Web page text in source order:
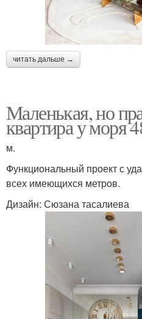
читать дальше →
Маленькая, но
квартира у моря
м.
Функциональный проект с
всех имеющихся метров.
Дизайн: Сюзана тасалиева